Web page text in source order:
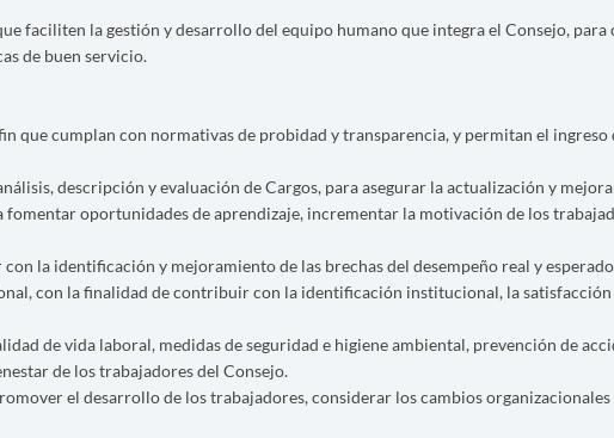
faciliten la gestión y desarrollo del equipo humano que integra el Consejo,
de buen servicio.
que cumplan con normativas de probidad y transparencia, y permitan el ingreso
descripción y evaluación de Cargos, para asegurar la actualización y
oportunidades de aprendizaje, incrementar la motivación de los
la identificación y mejoramiento de las brechas del desempeño real y
con la finalidad de contribuir con la identificación institucional, la
de vida laboral, medidas de seguridad e higiene ambiental, prevención de
de los trabajadores del Consejo.
el desarrollo de los trabajadores, considerar los cambios